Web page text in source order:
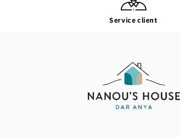
Service client